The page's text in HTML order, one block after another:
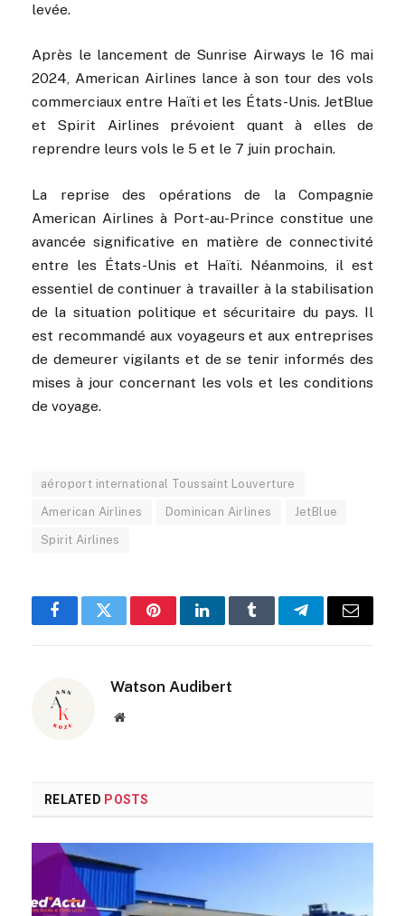
levée.
Après le lancement de Sunrise Airways le 16 mai
2024, American Airlines lance à son tour des vols
commerciaux entre Haïti et les États-Unis. JetBlue
et Spirit Airlines prévoient quant à elles de
reprendre leurs vols le 5 et le 7 juin prochain.
La reprise des opérations de la Compagnie
American Airlines à Port-au-Prince constitue une
avancée significative en matière de connectivité
entre les États-Unis et Haïti. Néanmoins, il est
essentiel de continuer à travailler à la stabilisation
de la situation politique et sécuritaire du pays. Il
est recommandé aux voyageurs et aux entreprises
de demeurer vigilants et de se tenir informés des
mises à jour concernant les vols et les conditions
de voyage.
aéroport international Toussaint Louverture
American Airlines Dominican Airlines JetBlue
Spirit Airlines
FacebookTwitterPinterestLinkedInTumblrTelegramEmail
Watson Audibert
Website
RELATED POSTS